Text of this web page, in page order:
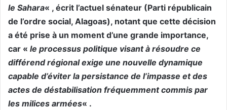
le Sahara« , écrit l’actuel sénateur (Parti républicain
de l’ordre social, Alagoas), notant que cette décision
a été prise à un moment d’une grande importance,
car « le processus politique visant à résoudre ce
différend régional exige une nouvelle dynamique
capable d’éviter la persistance de l’impasse et des
actes de déstabilisation fréquemment commis par
les milices armées« .